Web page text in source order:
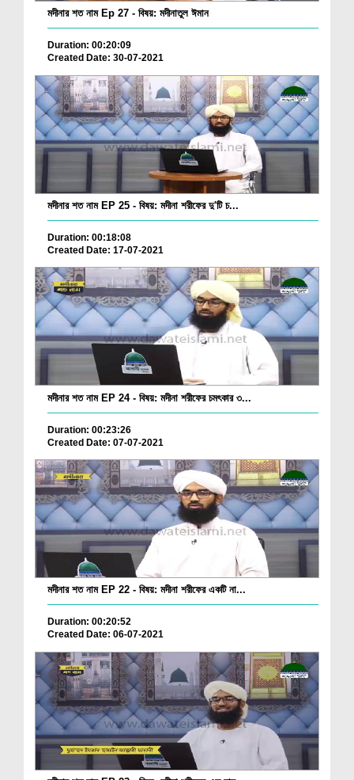
মদীনার শত নাম Ep 27 - বিষয়: মদীনাতুল ঈমান
Duration: 00:20:09
Created Date: 30-07-2021
মদীনার শত নাম EP 25 - বিষয়: মদীনা শরীফের দু'টি চ...
Duration: 00:18:08
Created Date: 17-07-2021
মদীনার শত নাম EP 24 - বিষয়: মদীনা শরীফের চমৎকার ৩...
Duration: 00:23:26
Created Date: 07-07-2021
মদীনার শত নাম EP 22 - বিষয়: মদীনা শরীফের একটি না...
Duration: 00:20:52
Created Date: 06-07-2021